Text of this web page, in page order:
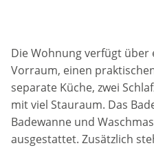
Die Wohnung verfügt über
Vorraum, einen
separate Küche, zwei
mit viel Stauraum. Das
Badewanne und
ausgestattet. Zusätzlich